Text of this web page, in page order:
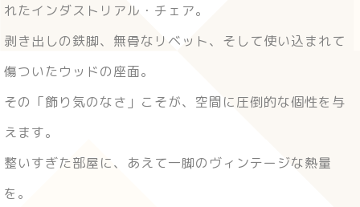
れたインダストリアル・チェア。
剥き出しの鉄脚、無骨なリベット、そして使い込まれて
傷ついたウッドの座面。
その「飾り気のなさ」こそが、空間に圧倒的な個性を与
えます。
整いすぎた部屋に、あえて一脚のヴィンテージな熱量
を。